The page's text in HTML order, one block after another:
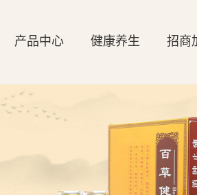
产品中心 健康养生 招商